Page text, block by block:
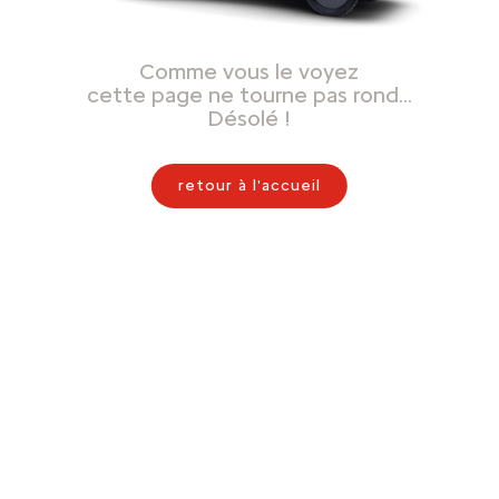
Comme vous le voyez
cette page ne tourne pas rond…
Désolé !
retour à l'accueil